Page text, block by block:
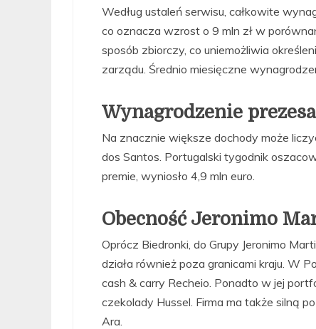
Według ustaleń serwisu, całkowite
co oznacza wzrost o 9 mln zł w
sposób zbiorczy, co uniemożliwia
zarządu. Średnio miesięczne
Wynagrodzenie
Na znacznie większe dochody może
dos Santos. Portugalski tygodnik
premie, wyniosło 4,9 mln euro.
Obecność Jeronimo
Oprócz Biedronki, do Grupy Jeronimo
działa również poza granicami kraju. W
cash & carry Recheio. Ponadto w jej
czekolady Hussel. Firma ma także silną
Ara.